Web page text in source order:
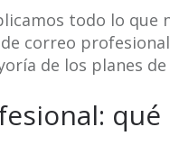
todo lo
correo
de los planes